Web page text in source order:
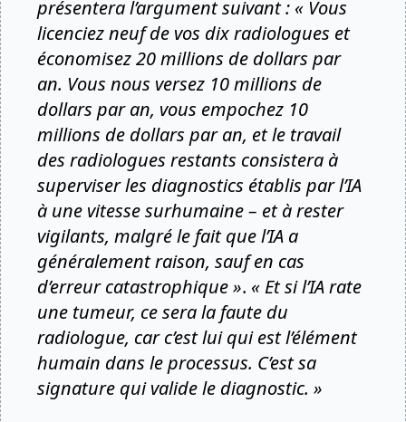
présentera l’argument suivant : « Vous
licenciez neuf de vos dix radiologues et
économisez 20 millions de dollars par
an. Vous nous versez 10 millions de
dollars par an, vous empochez 10
millions de dollars par an, et le travail
des radiologues restants consistera à
superviser les diagnostics établis par l’IA
à une vitesse surhumaine – et à rester
vigilants, malgré le fait que l’IA a
généralement raison, sauf en cas
d’erreur catastrophique ». « Et si l’IA rate
une tumeur, ce sera la faute du
radiologue, car c’est lui qui est l’élément
humain dans le processus. C’est sa
signature qui valide le diagnostic. »